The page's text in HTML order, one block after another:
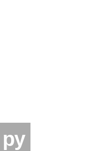
ру